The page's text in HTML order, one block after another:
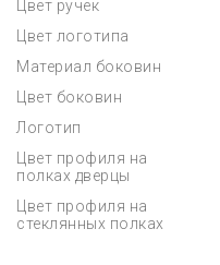
Цвет ручек
Цвет логотипа
Материал боковин
Цвет боковин
Логотип
Цвет профиля на
полках дверцы
Цвет профиля на
стеклянных полках